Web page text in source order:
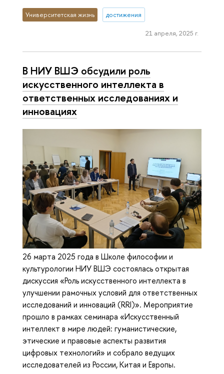
Университетская жизнь достижения
21 апреля, 2025 г.
В НИУ ВШЭ обсудили роль
искусственного интеллекта в
ответственных исследованиях и
инновациях
26 марта 2025 года в Школе философии и
культурологии НИУ ВШЭ состоялась открытая
дискуссия «Роль искусственного интеллекта в
улучшении рамочных условий для ответственных
исследований и инноваций (RRI)». Мероприятие
прошло в рамках семинара «Искусственный
интеллект в мире людей: гуманистические,
этические и правовые аспекты развития
цифровых технологий» и собрало ведущих
исследователей из России, Китая и Европы.